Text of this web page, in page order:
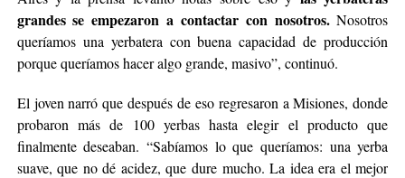
grandes se empezaron a contactar con nosotros.Nosotros
queríamos una yerbatera con buena capacidad de producción
porque queríamos hacer algo grande, masivo”, continuó.
El joven narró que después de eso regresaron a Misiones, donde
probaron más de 100 yerbas hasta elegir el producto que
finalmente deseaban. “Sabíamos lo que queríamos: una yerba
suave, que no dé acidez, que dure mucho. La idea era el mejor